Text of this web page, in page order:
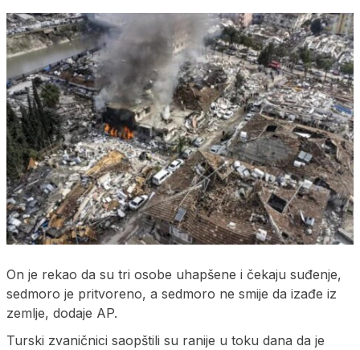
On je rekao da su tri osobe uhapšene i čekaju suđenje,
sedmoro je pritvoreno, a sedmoro ne smije da izađe iz
zemlje, dodaje AP.
Turski zvaničnici saopštili su ranije u toku dana da je